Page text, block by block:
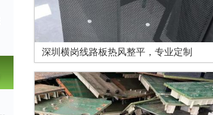
深圳横岗线路板热风整平，专业定制